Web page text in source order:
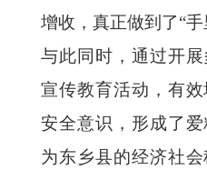
增收，真正做到了“手
与此同时，通过开
宣传教育活动，有
安全意识，形成了爱
为东乡县的经济社